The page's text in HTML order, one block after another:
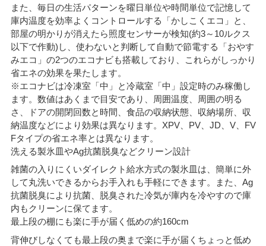
また、毎日の生活パターンを曜日単位や時間単位で記憶して
庫内温度を効率よくコントロールする「かしこくエコ」と、
部屋の明かりが消えたら照度センサーが検知(約3～10ルクス
以下で作動)し、使わないと判断して自動で節電する「おやす
みエコ」の2つのエコナビも搭載しており、これらがしっかり
省エネの効果を果たします。
※エコナビは冷凍室「中」と冷蔵室「中」設定時のみ稼働し
ます。数値はあくまで目安であり、周囲温度、周囲の明る
さ、ドアの開閉回数と時間、食品の収納状態、収納場所、収
納温度などにより効果は異なります。XPV、PV、JD、V、FV
Fタイプの省エネ率とは異なります。
洗える製氷皿やAg抗菌脱臭などクリーン設計
雑菌の入りにくいダイレクト給水方式の製氷皿は、簡単に外
して丸洗いできるからお手入れも手軽にできます。また、Ag
抗菌脱臭により抗菌、脱臭された冷気が庫内を冷やすので庫
内もクリーンに保てます。
最上段の棚にも楽に手が届く低めの約160cm
背伸びしなくても最上段の奥まで楽に手が届くちょっと低め